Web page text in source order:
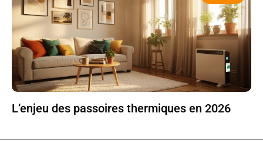
L’enjeu des passoires thermiques en 2026